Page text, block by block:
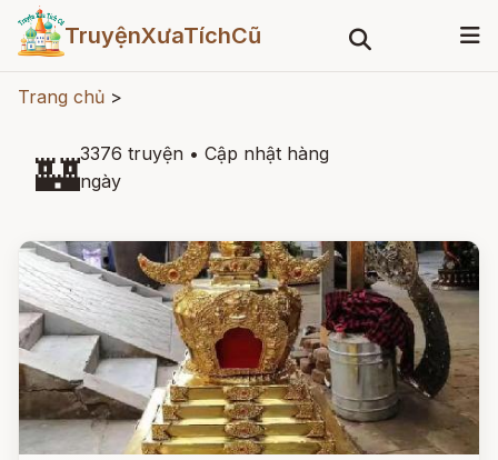
TruyệnXưaTíchCũ
Trang chủ >
🏰3376 truyện • Cập nhật hàng
ngày